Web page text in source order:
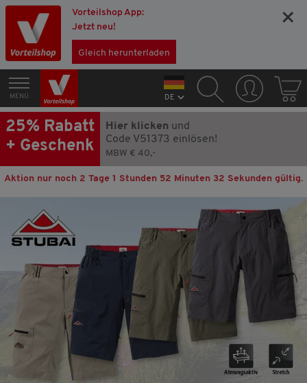
Vorteilshop App:
Jetzt neu!
Gleich herunterladen
×
MENÜ DE
25% Rabatt
+ Geschenk
Hier klicken und
Code V51373 einlösen!
MBW € 40,-
Aktion nur noch2 Tage 1 Stunden 52 Minuten 31 Sekundengültig.